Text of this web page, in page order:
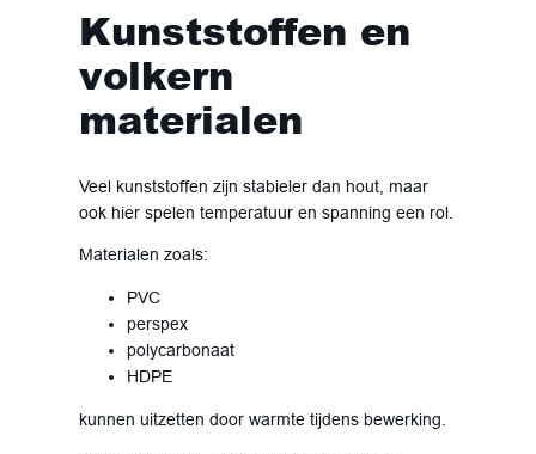
Kunststoffen en
volkern
materialen
Veel kunststoffen zijn stabieler dan hout, maar
ook hier spelen temperatuur en spanning een rol.
Materialen zoals:
PVC
perspex
polycarbonaat
HDPE
kunnen uitzetten door warmte tijdens bewerking.